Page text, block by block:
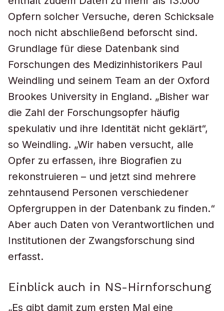
Opfern solcher Versuche, deren Schicksale
noch nicht abschließend beforscht sind.
Grundlage für diese Datenbank sind
Forschungen des Medizinhistorikers Paul
Weindling und seinem Team an der Oxford
Brookes University in England. „Bisher war
die Zahl der Forschungsopfer häufig
spekulativ und ihre Identität nicht geklärt“,
so Weindling. „Wir haben versucht, alle
Opfer zu erfassen, ihre Biografien zu
rekonstruieren – und jetzt sind mehrere
zehntausend Personen verschiedener
Opfergruppen in der Datenbank zu finden.“
Aber auch Daten von Verantwortlichen und
Institutionen der Zwangsforschung sind
erfasst.
Einblick auch in NS-Hirnforschung
„Es gibt damit zum ersten Mal eine